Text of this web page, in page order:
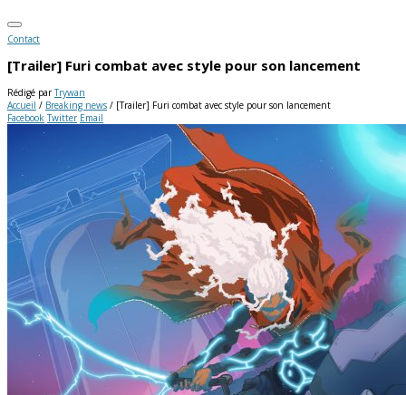
Contact
[Trailer] Furi combat avec style pour son lancement
Rédigé parTrywan
Accueil / Breaking news / [Trailer] Furi combat avec style pour son lancement
Facebook Twitter Email